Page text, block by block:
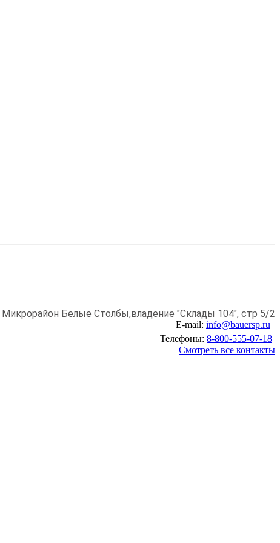
Микрорайон Белые Столбы,владение "Склады 104", стр 5/2
E-mail: info@bauersp.ru
Телефоны: 8-800-555-07-18
Смотреть все контакты